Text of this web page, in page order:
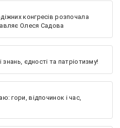
конгресів розпочала
Олеся Садова
єдності та патріотизму!
гори, відпочинок і час,